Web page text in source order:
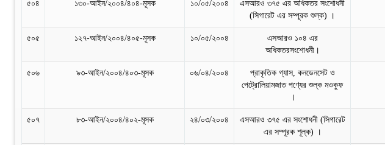
৫০৪ ১৩০-আইন/২০০৪/৪০৪-মূসক ১০/০৫/২০০৪
এসআরও ৩৭৫ এর অধিকতর সংশোধনী
(সিগারেট এর সম্পূরক শুল্ক) ।
৫০৫ ১২৭-আইন/২০০৪/৪০৫-মূসক ১০/০৫/২০০৪
এসআরও ১০৪ এর
অধিকতরসংশোধনী।
৫০৬ ৯৩-আইন/২০০৪/৪০৩-মূসক ০৬/০৪/২০০৪
প্রাকৃতিক গ্যাস, কনডেনসেট ও
পেট্রোলিয়ামজাত পণ্যের শুল্ক মওকুফ
।
৫০৭ ৮৩-আইন/২০০৪/৪০২-মূসক ২৪/০৩/২০০৪
এসআরও ৩৭৫ এর সংশোধনী (সিগারেট
এর সম্পূরক শূল্ক) ।